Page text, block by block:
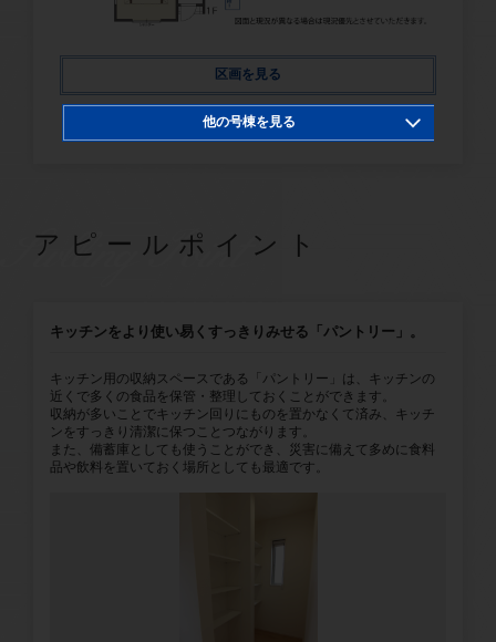
区画を見る
他の号棟を見る
アピールポイント
キッチンをより使い易くすっきりみせる「パントリー」。
キッチン用の収納スペースである「パントリー」は、キッチンの
近くで多くの食品を保管・整理しておくことができます。
収納が多いことでキッチン回りにものを置かなくて済み、キッチ
ンをすっきり清潔に保つことつながります。
また、備蓄庫としても使うことができ、災害に備えて多めに食料
品や飲料を置いておく場所としても最適です。